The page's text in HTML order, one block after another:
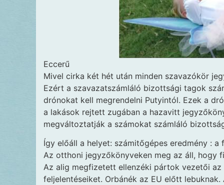
Eccerű
Mivel cirka két hét után minden szavazókör
Ezért a szavazatszámláló bizottsági tagok
drónokat kell megrendelni Putyintól. Ezek a
a lakások rejtett zugában a hazavitt
megváltoztatják a számokat számláló
Így előáll a helyet: számitőgépes eredmény :
Az otthoni jegyzőkönyveken meg az áll, hogy
Az alig megfizetett ellenzéki pártok vezetői
feljelentéseiket. Orbánék az EU előtt